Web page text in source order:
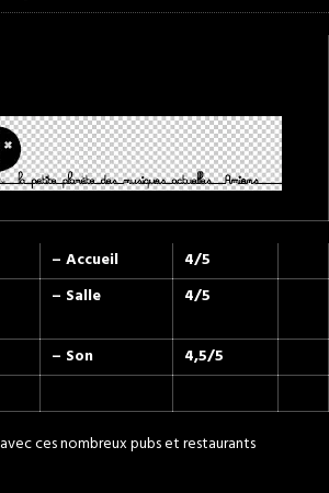
– Accueil
4/5
– Salle 4/5
– Son
4,5/5
ces nombreux pubs et restaurants